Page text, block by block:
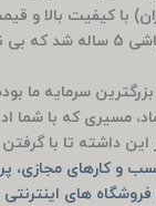
با کیفیت بالا و
مشتریان گرامی،
بزرگترین سرمایه
مسیری که با شما
داشته تا با گرفتن
و کارهای مجازی،
های